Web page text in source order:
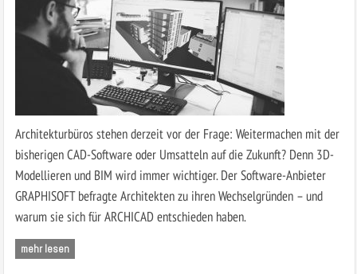
Architekturbüros stehen derzeit vor der Frage: Weitermachen mit der
bisherigen CAD-Software oder Umsatteln auf die Zukunft? Denn 3D-
Modellieren und BIM wird immer wichtiger. Der Software-Anbieter
GRAPHISOFT befragte Architekten zu ihren Wechselgründen – und
warum sie sich für ARCHICAD entschieden haben.
mehr lesen